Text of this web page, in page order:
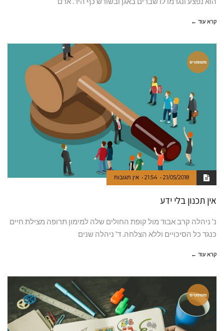
קרא עוד ←
משפטיפ
21/05/2018
21:54 אין תגובות
אין תכנון בלי ידע
נ' ניהלה קרב אבוד מול קופת החולים שלה למימון תרופה מצילת חיים
כנגד כל הסיכויים וללא הצלחה. ד' ניהלה שנים
קרא עוד ←
משפטיפ